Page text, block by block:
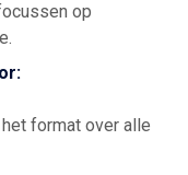
op
format over alle